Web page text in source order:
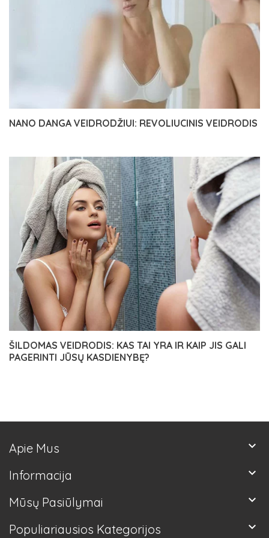
NANO DANGA VEIDRODŽIUI: REVOLIUCINIS VEIDRODIS
ŠILDOMAS VEIDRODIS: KAS TAI YRA IR KAIP JIS GALI
PAGERINTI JŪSŲ KASDIENYBĘ?
Apie Mus keyboard_arrow_down
Informacija keyboard_arrow_down
Mūsų Pasiūlymai keyboard_arrow_down
Populiariausios Kategorijos keyboard_arrow_down